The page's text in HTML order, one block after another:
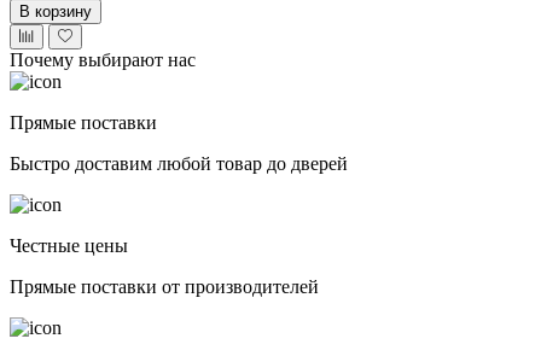
В корзину
Почему выбирают нас
Прямые поставки
Быстро доставим любой товар до дверей
Честные цены
Прямые поставки от производителей